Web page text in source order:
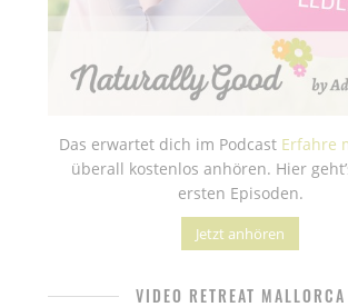
Das erwartet dich im Podcast Erfahre
überall kostenlos anhören. Hier
ersten Episoden.
Jetzt anhören
VIDEO RETREAT MALLORCA